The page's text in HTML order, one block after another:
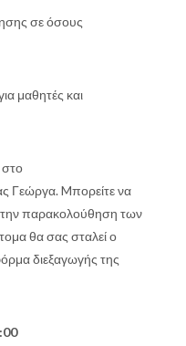
σε όσους
μαθητές και
Γεώργα. Mπορείτε να
την παρακολούθηση των
θα σας σταλεί ο
διεξαγωγής της